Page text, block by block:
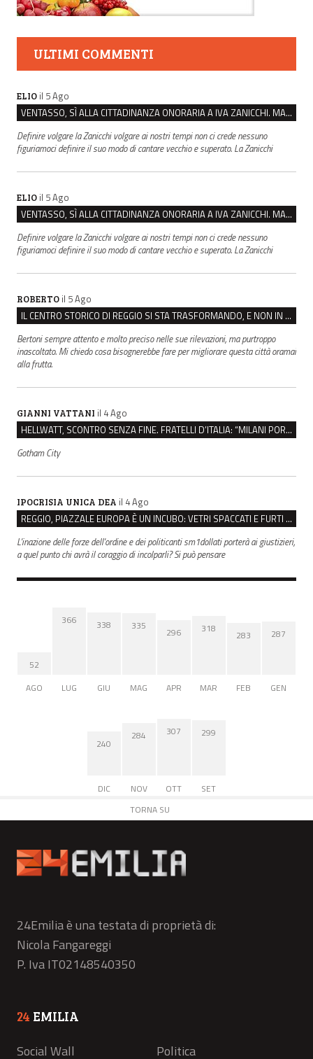
ULTIMI COMMENTI
ELIO il 5 Ago
VENTASSO, SÌ ALLA CITTADINANZA ONORARIA A IVA ZANICCHI. MA BARGIACCHI: “È DI PESSIMO GUSTO”
Definire volgare la Zanicchi volgare ai nostri tempi non ci crede nessuno
figuriamoci definire il suo modo di cantare vecchio e superato. La Zanicchi
ELIO il 5 Ago
VENTASSO, SÌ ALLA CITTADINANZA ONORARIA A IVA ZANICCHI. MA BARGIACCHI: “È DI PESSIMO GUSTO”
Definire volgare la Zanicchi volgare ai nostri tempi non ci crede nessuno
figuriamoci definire il suo modo di cantare vecchio e superato. La Zanicchi
ROBERTO il 5 Ago
IL CENTRO STORICO DI REGGIO SI STA TRASFORMANDO, E NON IN MEGLIO
Bertoni sempre attento e molto preciso nelle sue rilevazioni, ma purtroppo
inascoltato. Mi chiedo cosa bisognerebbe fare per migliorare questa città oramai
alla frutta.
GIANNI VATTANI il 4 Ago
HELLWATT, SCONTRO SENZA FINE. FRATELLI D’ITALIA: “MILANI PORTA DOCUMENTI, DE FRANCO INSULTI”
Gotham City
IPOCRISIA UNICA DEA il 4 Ago
REGGIO, PIAZZALE EUROPA È UN INCUBO: VETRI SPACCATI E FURTI SULLE AUTO IN SOSTA
L'inazione delle forze dell'ordine e dei politicanti sm1dollati porterà ai giustizieri,
a quel punto chi avrà il coraggio di incolparli? Si può pensare
52
AGO
366
LUG
338
GIU
335
MAG
296
APR
318
MAR
283
FEB
287
GEN
240
DIC
284
NOV
307
OTT
299
SET
TORNA SU
24Emilia è una testata di proprietà di:
Nicola Fangareggi
P. Iva IT02148540350
24 EMILIA
Social Wall
Politica